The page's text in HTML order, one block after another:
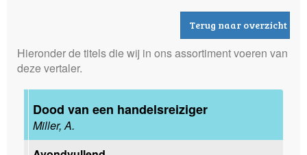
Terug naar overzicht
Hieronder de titels die wij in ons assortiment voeren van
deze vertaler.
Dood van een handelsreiziger
Miller, A.